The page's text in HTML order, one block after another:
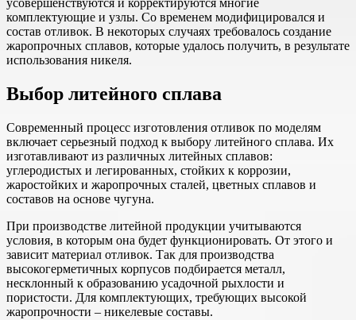
усовершенствуются и корректируются многие
комплектующие и узлы. Со временем модифицировался и
состав отливок. В некоторых случаях требовалось создание
жаропрочных сплавов, которые удалось получить, в результате
использования никеля.
Выбор литейного сплава
Современный процесс изготовления отливок по моделям
включает серьезный подход к выбору литейного сплава. Их
изготавливают из различных литейных сплавов:
углеродистых и легированных, стойких к коррозии,
жаростойких и жаропрочных сталей, цветных сплавов и
составов на основе чугуна.
При производстве литейной продукции учитываются
условия, в которым она будет функционировать. От этого и
зависит материал отливок. Так для производства
высокогерметичных корпусов подбирается металл,
несклонный к образованию усадочной рыхлости и
пористости. Для комплектующих, требующих высокой
жаропрочности – никелевые составы.